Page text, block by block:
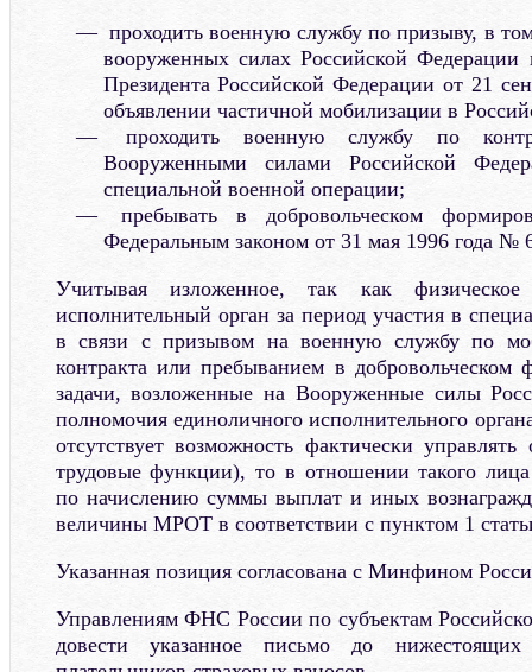
проходить военную службу по призыву, в
вооруженных силах Российской Федерации
Президента Российской Федерации от 21
объявлении частичной мобилизации в
проходить военную службу по
Вооруженными силами Российской
специальной военной операции;
пребывать в добровольческом
Федеральным законом от 31 мая 1996 года №
Учитывая изложенное, так как
исполнительный орган за период участия в
в связи с призывом на военную службу по
контракта или пребыванием в добровольческом
задачи, возложенные на Вооруженные силы
полномочия единоличного исполнительного
отсутствует возможность фактически управлять
трудовые функции), то в отношении такого лица
по начислению суммы выплат и иных
величины МРОТ в соответствии с пунктом 1
Указанная позиция согласована с Минфином
Управлениям ФНС России по субъектам
довести указанное письмо до